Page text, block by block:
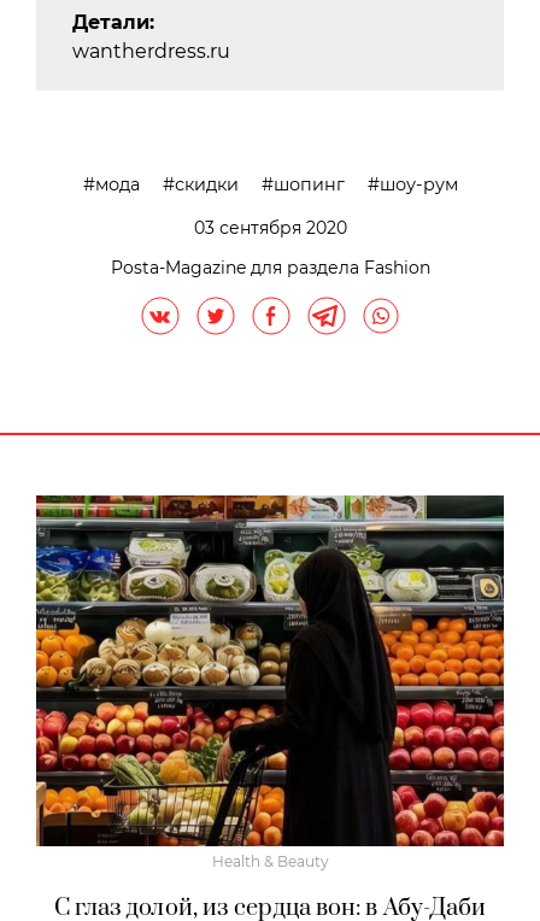
Детали:
wantherdress.ru
мода скидки шопинг
шоу-рум
03 сентября 2020
Posta-Magazine для раздела Fashion
Health & Beauty
С глаз долой, из сердца вон: в Абу-Даби